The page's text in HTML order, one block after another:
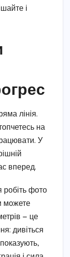
і
лінія.
на
У
вперед.
робіть фото
можете
— це
дивіться